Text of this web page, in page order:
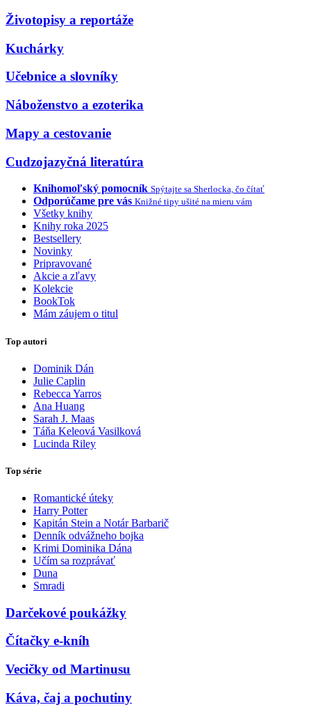
Životopisy a reportáže
Kuchárky
Učebnice a slovníky
Náboženstvo a ezoterika
Mapy a cestovanie
Cudzojazyčná literatúra
Knihomoľský pomocník Spýtajte sa Sherlocka, čo čítať
Odporúčame pre vás Knižné tipy ušité na mieru vám
Všetky knihy
Knihy roka 2025
Bestsellery
Novinky
Pripravované
Akcie a zľavy
Kolekcie
BookTok
Mám záujem o titul
Top autori
Dominik Dán
Julie Caplin
Rebecca Yarros
Ana Huang
Sarah J. Maas
Táňa Keleová Vasilková
Lucinda Riley
Top série
Romantické úteky
Harry Potter
Kapitán Stein a Notár Barbarič
Denník odvážneho bojka
Krimi Dominika Dána
Učím sa rozprávať
Duna
Smradi
Darčekové poukážky
Čítačky e-kníh
Vecičky od Martinusu
Káva, čaj a pochutiny